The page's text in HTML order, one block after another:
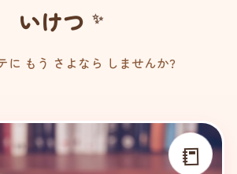
いけつ
に もう さよなら しませんか?
📒